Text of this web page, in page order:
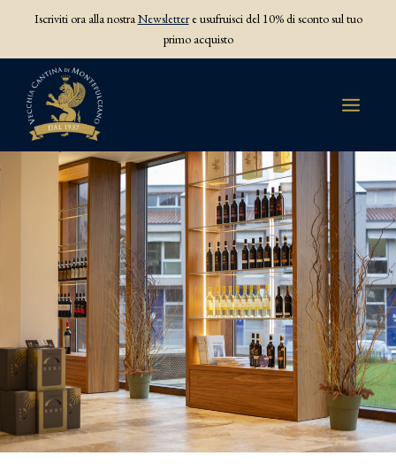
Iscriviti ora alla nostraNewslettere usufruisci del 10% di sconto sul tuo
primo acquisto